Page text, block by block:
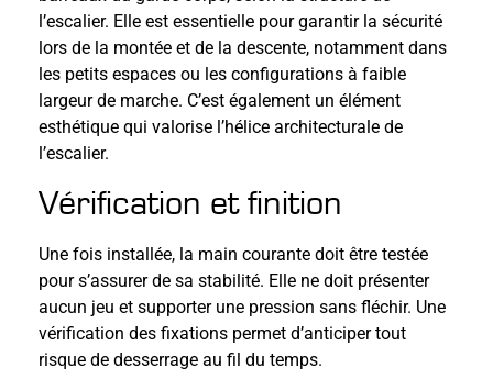
l’escalier. Elle est essentielle pour garantir la sécurité
lors de la montée et de la descente, notamment dans
les petits espaces ou les configurations à faible
largeur de marche. C’est également un élément
esthétique qui valorise l’hélice architecturale de
l’escalier.
Vérification et finition
Une fois installée, la main courante doit être testée
pour s’assurer de sa stabilité. Elle ne doit présenter
aucun jeu et supporter une pression sans fléchir. Une
vérification des fixations permet d’anticiper tout
risque de desserrage au fil du temps.